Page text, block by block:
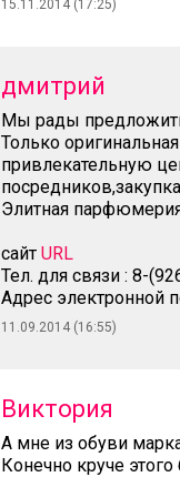
15.11.2014 (17:25)
дмитрий
Мы рады
Только
привлекательную
Элитная
сайт URL
Тел. для связи : 8-
Адрес электронной
11.09.2014 (16:55)
Виктория
А мне из обуви
Конечно круче